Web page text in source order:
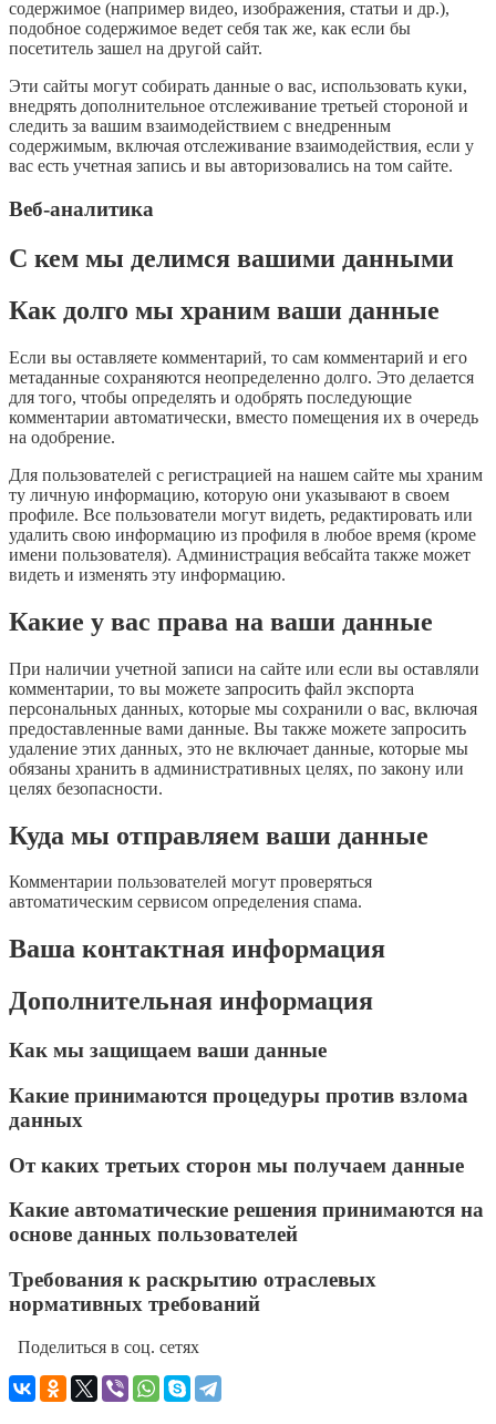
содержимое (например видео, изображения, статьи и др.),
подобное содержимое ведет себя так же, как если бы
посетитель зашел на другой сайт.
Эти сайты могут собирать данные о вас, использовать куки,
внедрять дополнительное отслеживание третьей стороной и
следить за вашим взаимодействием с внедренным
содержимым, включая отслеживание взаимодействия, если у
вас есть учетная запись и вы авторизовались на том сайте.
Веб-аналитика
С кем мы делимся вашими данными
Как долго мы храним ваши данные
Если вы оставляете комментарий, то сам комментарий и его
метаданные сохраняются неопределенно долго. Это делается
для того, чтобы определять и одобрять последующие
комментарии автоматически, вместо помещения их в очередь
на одобрение.
Для пользователей с регистрацией на нашем сайте мы храним
ту личную информацию, которую они указывают в своем
профиле. Все пользователи могут видеть, редактировать или
удалить свою информацию из профиля в любое время (кроме
имени пользователя). Администрация вебсайта также может
видеть и изменять эту информацию.
Какие у вас права на ваши данные
При наличии учетной записи на сайте или если вы оставляли
комментарии, то вы можете запросить файл экспорта
персональных данных, которые мы сохранили о вас, включая
предоставленные вами данные. Вы также можете запросить
удаление этих данных, это не включает данные, которые мы
обязаны хранить в административных целях, по закону или
целях безопасности.
Куда мы отправляем ваши данные
Комментарии пользователей могут проверяться
автоматическим сервисом определения спама.
Ваша контактная информация
Дополнительная информация
Как мы защищаем ваши данные
Какие принимаются процедуры против взлома
данных
От каких третьих сторон мы получаем данные
Какие автоматические решения принимаются на
основе данных пользователей
Требования к раскрытию отраслевых
нормативных требований
Поделиться в соц. сетях